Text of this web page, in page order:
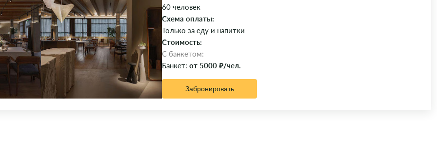
60 человек
Схема оплаты:
Только за еду и напитки
Стоимость:
C банкетом:
Банкет: от 5000 ₽/чел.
Забронировать